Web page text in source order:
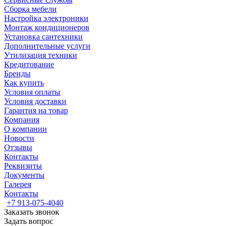
Сборка мебели
Настройка электроники
Монтаж кондиционеров
Установка сантехники
Дополнительные услуги
Утилизация техники
Кредитование
Бренды
Как купить
Условия оплаты
Условия доставки
Гарантия на товар
Компания
О компании
Новости
Отзывы
Контакты
Реквизиты
Документы
Галерея
Контакты
+7 913-075-4040
Заказать звонок
Задать вопрос